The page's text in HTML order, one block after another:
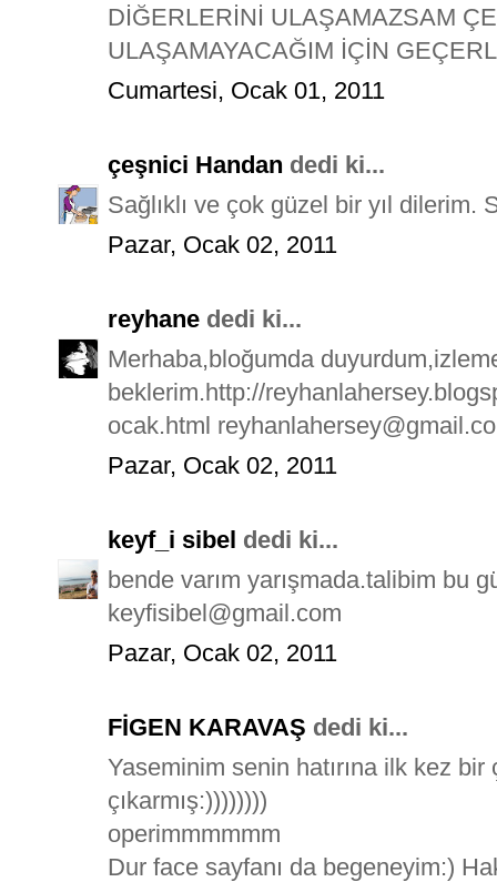
DİĞERLERİNİ ULAŞAMAZSAM
ULAŞAMAYACAĞIM İÇİN
Cumartesi, Ocak 01, 2011
çeşnici Handan dedi ki...
Sağlıklı ve çok güzel bir yıl dilerim.
Pazar, Ocak 02, 2011
reyhane dedi ki...
Merhaba,bloğumda
beklerim.http://
ocak.html
Pazar, Ocak 02, 2011
keyf_i sibel dedi ki...
bende varım yarışmada.talibim bu
keyfisibel@gmail.com
Pazar, Ocak 02, 2011
FİGEN KARAVAŞ dedi ki...
Yaseminim senin hatırına ilk kez
çıkarmış:))))))))
operimmmmmm
Dur face sayfanı da begeneyim:)